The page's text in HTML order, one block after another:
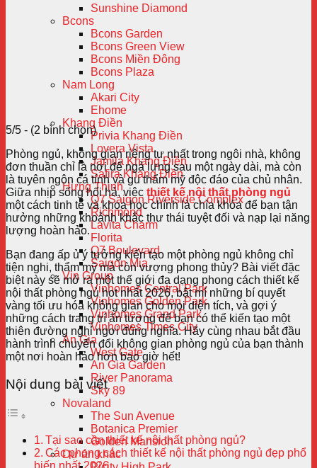
Sunshine Diamond
Bcons
Bcons Garden
Bcons Green View
Bcons Miền Đông
Bcons Plaza
Nam Long
Akari City
Ehome
Khang Điền
Privia Khang Điền
Lovera Vista
Jamila Khang Điền
Safira Khang Điền
Hưng Thịnh
Q7 Saigon Riverside Complex
Richmond
Lavita Charm
Florita
Q7 Boulevard
Saigon Mia
Vin Group
Vinhomes Central Park
Vinhomes Golden Park
Vinhomes Grand Park
Vinhomes Times City
An Gia
West Gate
An Gia Garden
River Panorama
Sky 89
Novaland
The Sun Avenue
Botanica Premier
Golden Mansion
Dự án khác
5/5 - (2 bình chọn)
Phòng ngủ, không gian riêng tư nhất trong ngôi nhà, không
đơn thuần chỉ là nơi để ngả lưng sau một ngày dài, mà còn
là tuyên ngôn cá tính và gu thẩm mỹ độc đáo của chủ nhân.
Giữa nhịp sống hối hả, việc thiết kế nội thất phòng ngủ
một cách tinh tế và khoa học chính là chìa khóa để bạn tận
hưởng những khoảnh khắc thư thái tuyệt đối và nạp lại năng
lượng hoàn hảo.
Bạn đang ấp ủ ý tưởng kiến tạo một phòng ngủ không chỉ
tiện nghi, thẩm mỹ mà còn vượng phong thủy? Bài viết đặc
biệt này sẽ mở ra một thế giới đa dạng phong cách thiết kế
nội thất phòng ngủ hot nhất 2026, bật mí những bí quyết
vàng tối ưu hóa không gian cho mọi diện tích, và gợi ý
những cách trang trí ấn tượng để bạn có thể kiến tạo một
thiên đường nghỉ ngơi đúng nghĩa. Hãy cùng nhau bắt đầu
hành trình chuyển đổi không gian phòng ngủ của bạn thành
một nơi hoàn hảo hơn bao giờ hết!
Nội dung bài viết
Tại sao cần thiết kế nội thất phòng ngủ?
Các phong cách thiết kế nội thất phòng ngủ đẹp phổ